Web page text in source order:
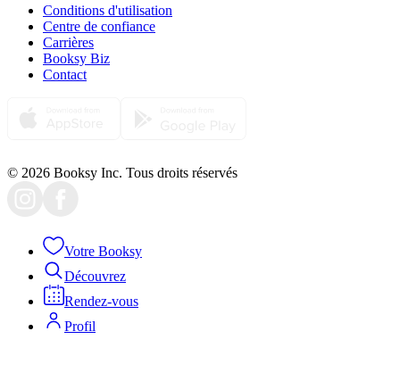
Conditions d'utilisation
Centre de confiance
Carrières
Booksy Biz
Contact
© 2026 Booksy Inc. Tous droits réservés
Votre Booksy
Découvrez
Rendez-vous
Profil